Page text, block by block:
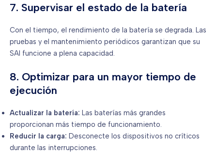
7. Supervisar el estado de la batería
Con el tiempo, el rendimiento de la batería se degrada. Las
pruebas y el mantenimiento periódicos garantizan que su
SAI funcione a plena capacidad.
8. Optimizar para un mayor tiempo de
ejecución
Actualizar la batería: Las baterías más grandes
proporcionan más tiempo de funcionamiento.
Reducir la carga: Desconecte los dispositivos no críticos
durante las interrupciones.